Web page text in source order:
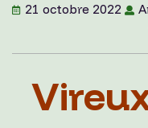
21 octobre 2022